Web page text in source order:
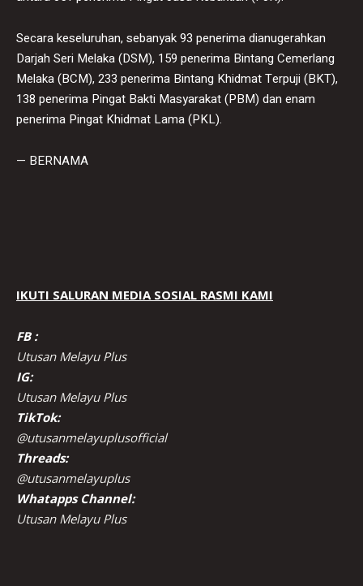
Secara keseluruhan, sebanyak 93 penerima dianugerahkan
Darjah Seri Melaka (DSM), 159 penerima Bintang Cemerlang
Melaka (BCM), 233 penerima Bintang Khidmat Terpuji (BKT),
138 penerima Pingat Bakti Masyarakat (PBM) dan enam
penerima Pingat Khidmat Lama (PKL).
— BERNAMA
IKUTI SALURAN MEDIA SOSIAL RASMI KAMI
FB :
Utusan Melayu Plus
IG:
Utusan Melayu Plus
TikTok:
@utusanmelayuplusofficial
Threads:
@utusanmelayuplus
Whatapps Channel:
Utusan Melayu Plus